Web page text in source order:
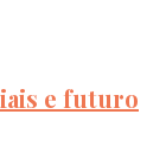
e futuro